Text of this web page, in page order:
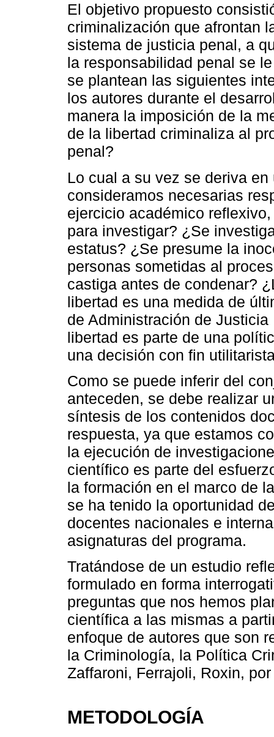
El objetivo propuesto
criminalización que afrontan
sistema de justicia penal, a
la responsabilidad penal se
se plantean las siguientes
los autores durante el
manera la imposición de la
de la libertad criminaliza al
penal?
Lo cual a su vez se deriva
consideramos necesarias
ejercicio académico
para investigar? ¿Se
estatus? ¿Se presume la
personas sometidas al
castiga antes de condenar?
libertad es una medida de
de Administración de
libertad es parte de una
una decisión con fin
Como se puede inferir del
anteceden, se debe realizar
síntesis de los contenidos
respuesta, ya que estamos
la ejecución de
científico es parte del
la formación en el marco de
se ha tenido la oportunidad
docentes nacionales e
asignaturas del programa.
Tratándose de un estudio
formulado en forma
preguntas que nos hemos
científica a las mismas a
enfoque de autores que son
la Criminología, la Política
Zaffaroni, Ferrajoli, Roxin,
METODOLOGÍA